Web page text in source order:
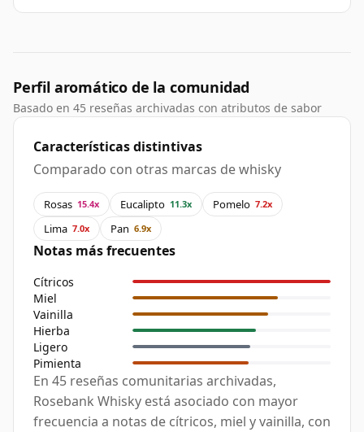
Perfil aromático de la comunidad
Basado en 45 reseñas archivadas con atributos de sabor
Características distintivas
Comparado con otras marcas de whisky
Rosas 15.4x Eucalipto 11.3x Pomelo 7.2x
Lima 7.0x Pan 6.9x
Notas más frecuentes
Cítricos
Miel
Vainilla
Hierba
Ligero
Pimienta
En 45 reseñas comunitarias archivadas,
Rosebank Whisky está asociado con mayor
frecuencia a notas de cítricos, miel y vainilla, con